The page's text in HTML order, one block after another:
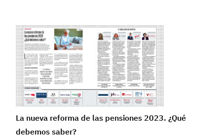
La nueva reforma de las pensiones 2023. ¿Qué
debemos saber?